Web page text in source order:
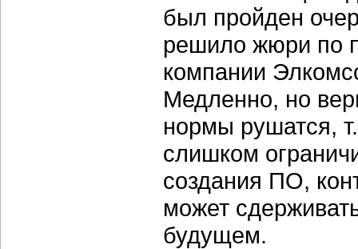
был пройден
решило жюри по
компании
Медленно, но
нормы рушатся,
слишком
создания ПО,
может
будущем.